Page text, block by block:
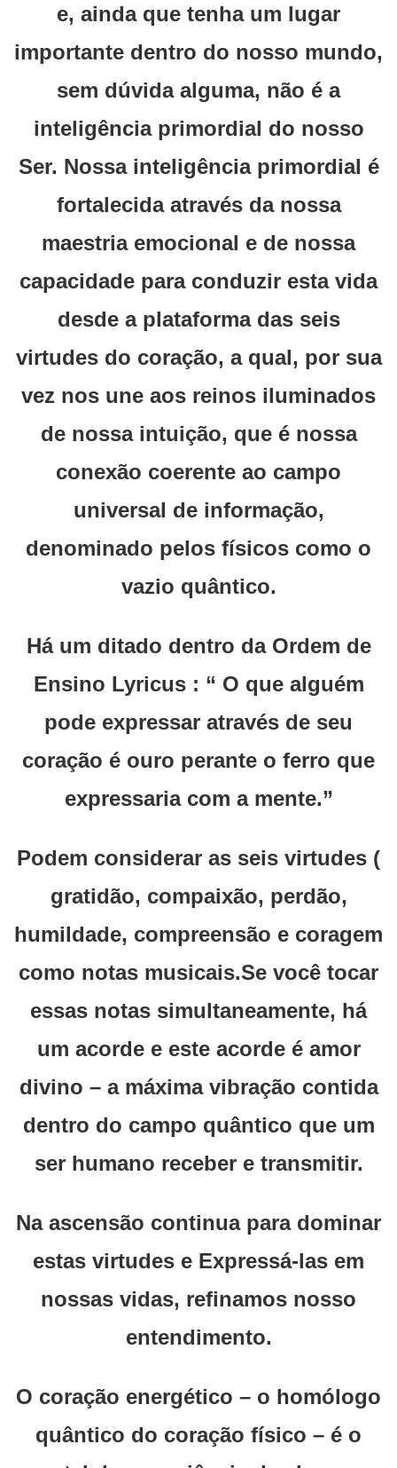
e, ainda que tenha um lugar
importante dentro do nosso mundo,
sem dúvida alguma, não é a
inteligência primordial do nosso
Ser. Nossa inteligência primordial é
fortalecida através da nossa
maestria emocional e de nossa
capacidade para conduzir esta vida
desde a plataforma das seis
virtudes do coração, a qual, por sua
vez nos une aos reinos iluminados
de nossa intuição, que é nossa
conexão coerente ao campo
universal de informação,
denominado pelos físicos como o
vazio quântico.
Há um ditado dentro da Ordem de
Ensino Lyricus : “ O que alguém
pode expressar através de seu
coração é ouro perante o ferro que
expressaria com a mente.”
Podem considerar as seis virtudes (
gratidão, compaixão, perdão,
humildade, compreensão e coragem
como notas musicais.Se você tocar
essas notas simultaneamente, há
um acorde e este acorde é amor
divino – a máxima vibração contida
dentro do campo quântico que um
ser humano receber e transmitir.
Na ascensão continua para dominar
estas virtudes e Expressá-las em
nossas vidas, refinamos nosso
entendimento.
O coração energético – o homólogo
quântico do coração físico – é o